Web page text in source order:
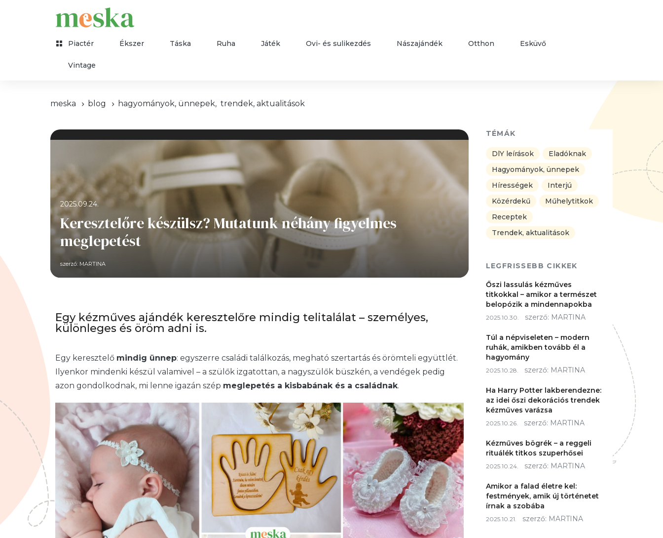
Piactér Ékszer Táska Ruha Játék Ovi- és sulikezdés Nászajándék Otthon Esküvő
Vintage
meska blog hagyományok, ünnepek, trendek, aktualitások
2025.09.24.
Keresztelőre készülsz? Mutatunk néhány figyelmes
meglepetést
szerző: MARTINA
Egy kézműves ajándék keresztelőre mindig telitalálat – személyes,
különleges és öröm adni is.
Egy keresztelő mindig ünnep: egyszerre családi találkozás, megható szertartás és örömteli együttlét.
Ilyenkor mindenki készül valamivel – a szülők izgatottan, a nagyszülők büszkén, a vendégek pedig
azon gondolkodnak, mi lenne igazán szép meglepetés a kisbabának és a családnak.
TÉMÁK
DlY leírások
Eladóknak
Hagyományok, ünnepek
Hírességek
Interjú
Közérdekű
Műhelytitkok
Receptek
Trendek, aktualitások
LEGFRISSEBB CIKKEK
Őszi lassulás kézműves
titkokkal – amikor a természet
belopózik a mindennapokba
2025.10.30. szerző: MARTINA
Túl a népviseleten – modern
ruhák, amikben tovább él a
hagyomány
2025.10.28. szerző: MARTINA
Ha Harry Potter lakberendezne:
az idei őszi dekorációs trendek
kézműves varázsa
2025.10.26. szerző: MARTINA
Kézműves bögrék – a reggeli
rituálék titkos szuperhősei
2025.10.24. szerző: MARTINA
Amikor a falad életre kel:
festmények, amik új történetet
írnak a szobába
2025.10.21. szerző: MARTINA